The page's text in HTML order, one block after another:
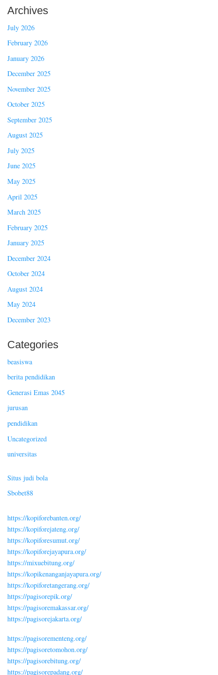
Archives
July 2026
February 2026
January 2026
December 2025
November 2025
October 2025
September 2025
August 2025
July 2025
June 2025
May 2025
April 2025
March 2025
February 2025
January 2025
December 2024
October 2024
August 2024
May 2024
December 2023
Categories
beasiswa
berita pendidikan
Generasi Emas 2045
jurusan
pendidikan
Uncategorized
universitas
Situs judi bola
Sbobet88
https://kopiforebanten.org/
https://kopiforejateng.org/
https://kopiforesumut.org/
https://kopiforejayapura.org/
https://mixuebitung.org/
https://kopikenanganjayapura.org/
https://kopiforetangerang.org/
https://pagisorepik.org/
https://pagisoremakassar.org/
https://pagisorejakarta.org/
https://pagisorementeng.org/
https://pagisoretomohon.org/
https://pagisorebitung.org/
https://pagisorepadang.org/